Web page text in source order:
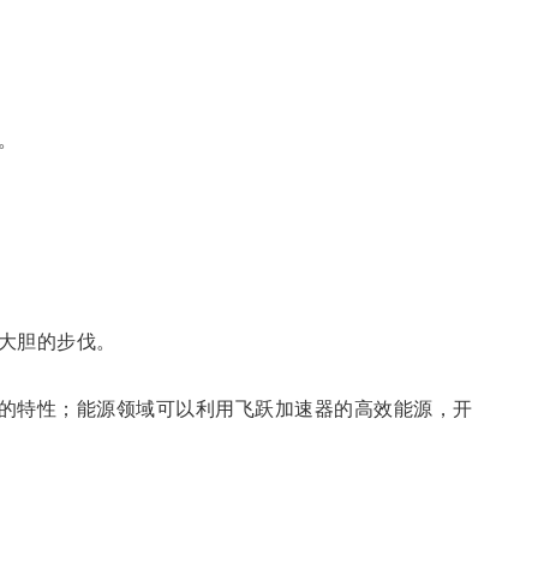
的步伐。
性；能源领域可以利用飞跃加速器的高效能源，开